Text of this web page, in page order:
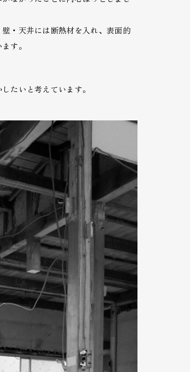
・天井には断熱材を入れ、表面的
す。
たいと考えています。